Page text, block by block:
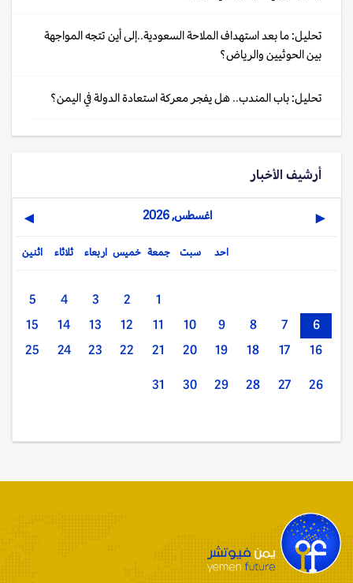
تحليل: ما بعد استهداف الملاحة السعودية..إلى أين تتجه المواجهة
بين الحوثيين والرياض؟
تحليل: باب المندب.. هل يفجر معركة استعادة الدولة في اليمن؟
أرشيف الأخبار
◀ اغسطس, 2026 ▶
اثنين ثلاثاء اربعاء خميس جمعة سبت احد
1
2
3
4
5
6
7
8
9
10
11
12
13
14
15
16
17
18
19
20
21
22
23
24
25
26
27
28
29
30
31